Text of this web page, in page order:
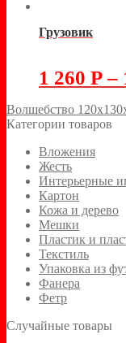
Грузовик
1 260 Р–
Волшебство
Категории товаров
Вложения
Жесть
Интерьерные
Картон
Кожа и дерево
Мешки
Пластик и
Текстиль
Упаковка из
Фанера
Фетр
Случайные товары